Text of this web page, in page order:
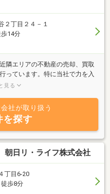
２丁目２４－１
14分
隣エリアの不動産の売却、買取
っています。特に当社で力を入
くなった空き家・空き地の管
までワンストップサービスで当
・ご質問にご対応をさせて頂き
見る
社が取り扱う
を探す
日リ・ライフ株式会社
丁目6-20
歩8分